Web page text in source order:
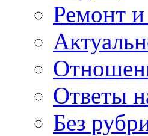
Ремонт и
Ответы
Без